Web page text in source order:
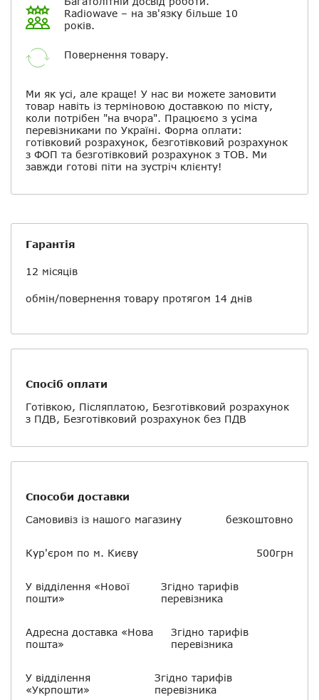
Radiowave – на зв'язку більше 10
років.
Повернення товару.
Ми як усі, але краще! У нас ви можете замовити
товар навіть із терміновою доставкою по місту,
коли потрібен "на вчора". Працюємо з усіма
перевізниками по Україні. Форма оплати:
готівковий розрахунок, безготівковий розрахунок
з ФОП та безготівковий розрахунок з ТОВ. Ми
завжди готові піти на зустріч клієнту!
Гарантія
12 місяців
обмін/повернення товару протягом 14 днів
Спосіб оплати
Готівкою, Післяплатою, Безготівковий розрахунок
з ПДВ, Безготівковий розрахунок без ПДВ
Способи доставки
Самовивіз із нашого магазину
безкоштовно
Кур'єром по м. Києву 500грн
У відділення «Нової
пошти»
Згідно тарифів
перевізника
Адресна доставка «Нова
пошта»
Згідно тарифів
перевізника
У відділення
«Укрпошти»
Згідно тарифів
перевізника